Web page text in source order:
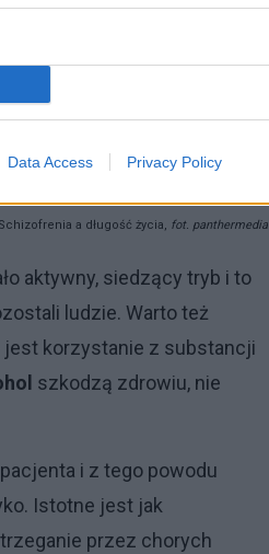
Data Access Privacy Policy
Schizofrenia a długość życia, fot. panthermedia
aktywny, siedzący tryb i to
ludzie. Warto też
korzystanie z substancji
szkodzą zdrowiu, nie
i z tego powodu
Istotne jest jak
przez chorych